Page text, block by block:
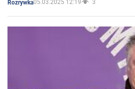
Rozrywka05.03.2025 12:19 3